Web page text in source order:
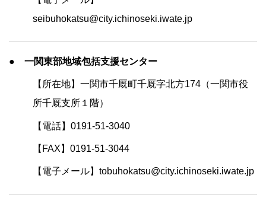
seibuhokatsu@city.ichinoseki.iwate.jp
● 一関東部地域包括支援センター
【所在地】一関市千厩町千厩字北方174（一関市役
所千厩支所１階）
【電話】0191-51-3040
【FAX】0191-51-3044
【電子メール】tobuhokatsu@city.ichinoseki.iwate.jp